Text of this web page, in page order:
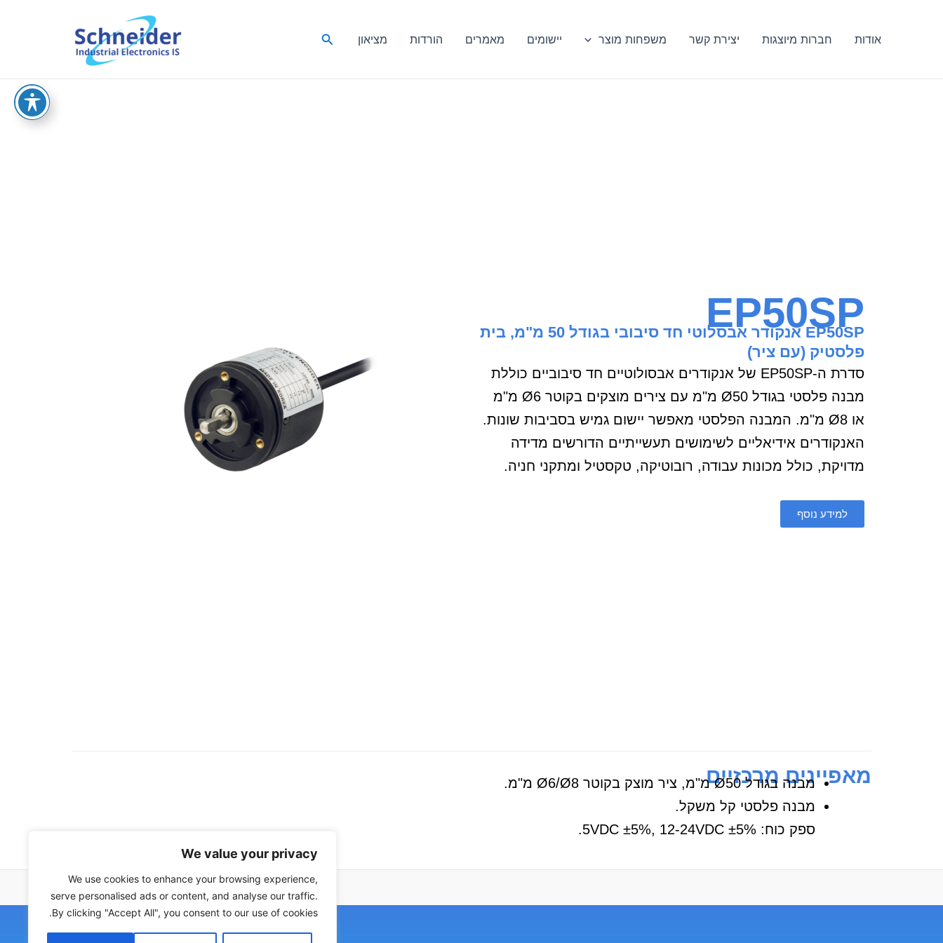
We value your privacy
We use cookies to enhance your browsing experience,
serve personalised ads or content, and analyse our traffic.
By clicking "Accept All", you consent to our use of cookies.
אודות
חברות מיוצגות יצירת קשר משפחות מוצר יישומים מאמרים הורדות מציאון חיפוש
EP50SP
EP50SP אנקודר אבסלוטי חד סיבובי בגודל 50 מ"מ, בית
פלסטיק (עם ציר)
סדרת ה-EP50SP של אנקודרים אבסולוטיים חד סיבוביים כוללת
מבנה פלסטי בגודל Ø50 מ"מ עם צירים מוצקים בקוטר Ø6 מ"מ
או Ø8 מ"מ. המבנה הפלסטי מאפשר יישום גמיש בסביבות שונות.
האנקודרים אידיאליים לשימושים תעשייתיים הדורשים מדידה
מדויקת, כולל מכונות עבודה, רובוטיקה, טקסטיל ומתקני חניה.
למידע נוסף
מאפיינים מרכזיים
מבנה בגודל Ø50 מ"מ, ציר מוצק בקוטר Ø6/Ø8 מ"מ.
מבנה פלסטי קל משקל.
ספק כוח: 5VDC ±5%, 12-24VDC ±5%.